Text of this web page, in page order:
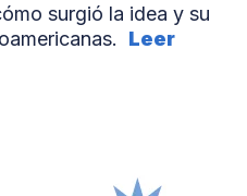
surgió la idea y su
Leer